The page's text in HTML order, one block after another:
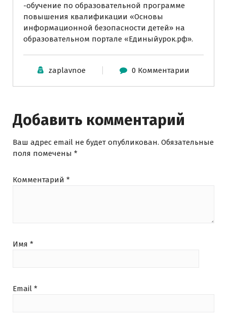
-обучение по образовательной программе
повышения квалификации «Основы
информационной безопасности детей» на
образовательном портале «Единыйурок.рф».
zaplavnoe 0 Комментарии
Добавить комментарий
Ваш адрес email не будет опубликован. Обязательные
поля помечены *
Комментарий *
Имя *
Email *